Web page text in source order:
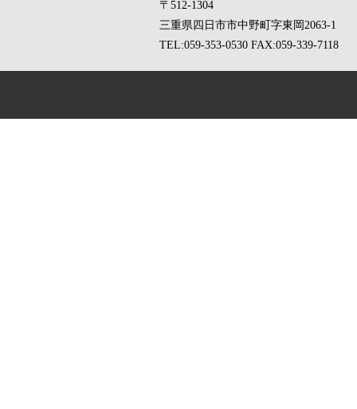
〒512-1304
三重県四日市市中野町字東岡2063-1
TEL:059-353-0530 FAX:059-339-7118